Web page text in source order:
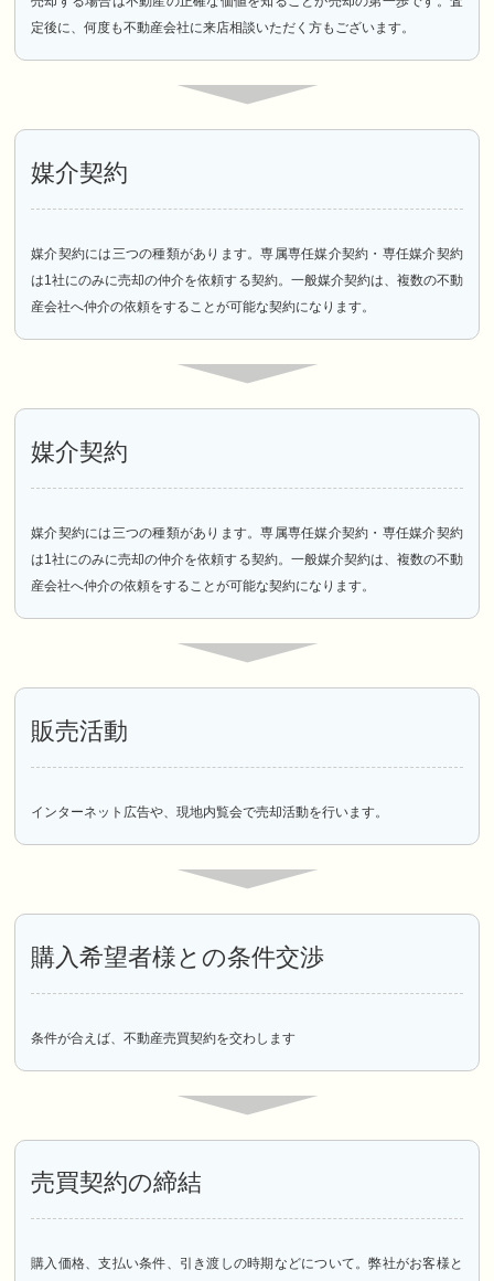
定後に、何度も不動産会社に来店相談いただく方もございます。
媒介契約
媒介契約には三つの種類があります。専属専任媒介契約・専任媒介契約
は1社にのみに売却の仲介を依頼する契約。一般媒介契約は、複数の不動
産会社へ仲介の依頼をすることが可能な契約になります。
媒介契約
媒介契約には三つの種類があります。専属専任媒介契約・専任媒介契約
は1社にのみに売却の仲介を依頼する契約。一般媒介契約は、複数の不動
産会社へ仲介の依頼をすることが可能な契約になります。
販売活動
インターネット広告や、現地内覧会で売却活動を行います。
購入希望者様との条件交渉
条件が合えば、不動産売買契約を交わします
売買契約の締結
購入価格、支払い条件、引き渡しの時期などについて。弊社がお客様と